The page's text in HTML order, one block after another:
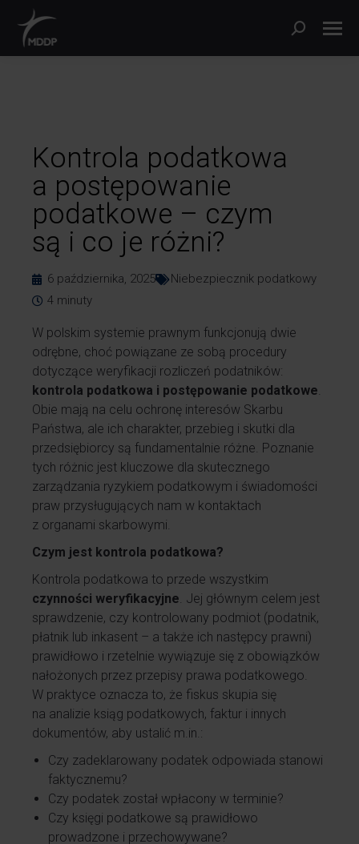
Kontrola podatkowa
a postępowanie
podatkowe – czym
są i co je różni?
6 października, 2025
Niebezpiecznik podatkowy
4 minuty
W polskim systemie prawnym funkcjonują dwie
odrębne, choć powiązane ze sobą procedury
dotyczące weryfikacji rozliczeń podatników:
kontrola podatkowa i postępowanie podatkowe.
Obie mają na celu ochronę interesów Skarbu
Państwa, ale ich charakter, przebieg i skutki dla
przedsiębiorcy są fundamentalnie różne. Poznanie
tych różnic jest kluczowe dla skutecznego
zarządzania ryzykiem podatkowym i świadomości
praw przysługujących nam w kontaktach
z organami skarbowymi.
Czym jest kontrola podatkowa?
Kontrola podatkowa to przede wszystkim
czynności weryfikacyjne. Jej głównym celem jest
sprawdzenie, czy kontrolowany podmiot (podatnik,
płatnik lub inkasent – a także ich następcy prawni)
prawidłowo i rzetelnie wywiązuje się z obowiązków
nałożonych przez przepisy prawa podatkowego.
W praktyce oznacza to, że fiskus skupia się
na analizie ksiąg podatkowych, faktur i innych
dokumentów, aby ustalić m.in.:
Czy zadeklarowany podatek odpowiada stanowi
faktycznemu?
Czy podatek został wpłacony w terminie?
Czy księgi podatkowe są prawidłowo
prowadzone i przechowywane?